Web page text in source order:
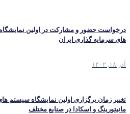
درخواست حضور و مشارکت در اولین
های سرمایه گذاری ایران
آذر ۱۸, ۱۴۰۲
تغییر زمان برگزاری اولین نمایشگاه سیستم
مانیتورینگ و اسکادا در صنایع مختلف